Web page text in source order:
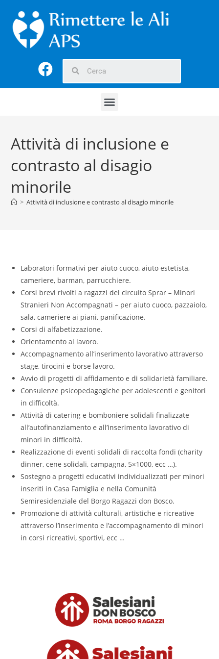
Attività di inclusione e
contrasto al disagio
minorile
> Attività di inclusione e contrasto al disagio minorile
Laboratori formativi per aiuto cuoco, aiuto estetista,
cameriere, barman, parrucchiere.
Corsi brevi rivolti a ragazzi del circuito Sprar – Minori
Stranieri Non Accompagnati – per aiuto cuoco, pazzaiolo,
sala, cameriere ai piani, panificazione.
Corsi di alfabetizzazione.
Orientamento al lavoro.
Accompagnamento all’inserimento lavorativo attraverso
stage, tirocini e borse lavoro.
Avvio di progetti di affidamento e di solidarietà familiare.
Consulenze psicopedagogiche per adolescenti e genitori
in difficoltà.
Attività di catering e bomboniere solidali finalizzate
all’autofinanziamento e all’inserimento lavorativo di
minori in difficoltà.
Realizzazione di eventi solidali di raccolta fondi (charity
dinner, cene solidali, campagna, 5×1000, ecc …).
Sostegno a progetti educativi individualizzati per minori
inseriti in Casa Famiglia e nella Comunità
Semiresidenziale del Borgo Ragazzi don Bosco.
Promozione di attività culturali, artistiche e ricreative
attraverso l’inserimento e l’accompagnamento di minori
in corsi ricreativi, sportivi, ecc …